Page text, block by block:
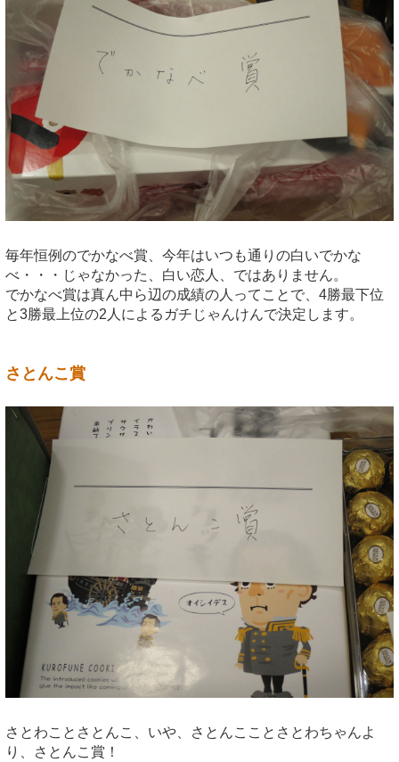
毎年恒例のでかなべ賞、今年はいつも通りの白いでかな
べ・・・じゃなかった、白い恋人、ではありません。
でかなべ賞は真ん中ら辺の成績の人ってことで、4勝最下位
と3勝最上位の2人によるガチじゃんけんで決定します。
さとんこ賞
さとわことさとんこ、いや、さとんこことさとわちゃんよ
り、さとんこ賞！